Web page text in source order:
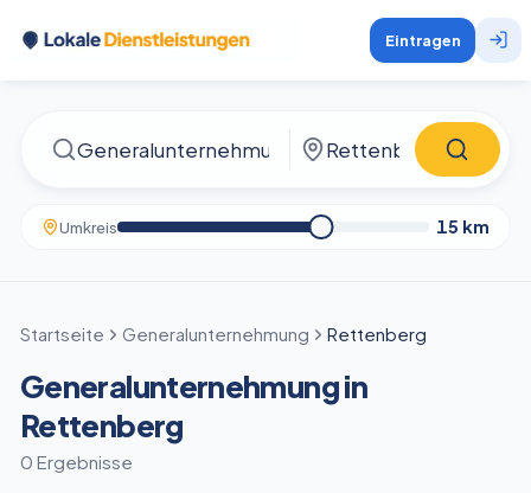
Eintragen
Umkreis 15 km
Startseite Generalunternehmung Rettenberg
Generalunternehmung in
Rettenberg
0 Ergebnisse